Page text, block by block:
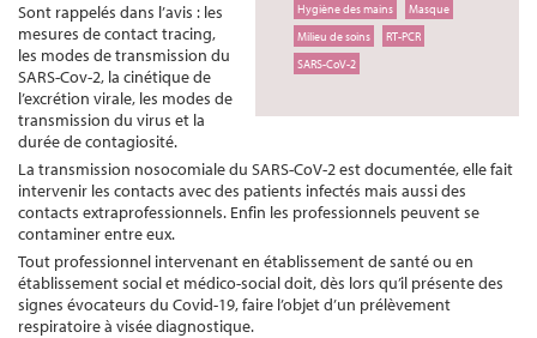
Hygiène des mains
Masque
Milieu de soins
RT-PCR
SARS-CoV-2
Sont rappelés dans l’avis : les
mesures de contact tracing,
les modes de transmission du
SARS-Cov-2, la cinétique de
l’excrétion virale, les modes de
transmission du virus et la
durée de contagiosité.
La transmission nosocomiale du SARS-CoV-2 est documentée, elle fait
intervenir les contacts avec des patients infectés mais aussi des
contacts extraprofessionnels. Enfin les professionnels peuvent se
contaminer entre eux.
Tout professionnel intervenant en établissement de santé ou en
établissement social et médico-social doit, dès lors qu’il présente des
signes évocateurs du Covid-19, faire l’objet d’un prélèvement
respiratoire à visée diagnostique.